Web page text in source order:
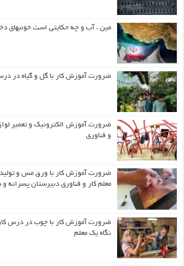
مین ، آب و چه حکایتی است خونبهای
ضرورت آموزش کار با گل و گیاه در
ضرورت آموزش الکترونیک و تعمیر
و فناوری
ضرورت آموزش کار با ورق مس و تولید
معلم کار و فناوری دبیرستان پسرانه و
ضرورت آموزش کار با چوب در درس کار
نگاه یک معلم